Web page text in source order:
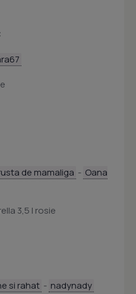
de mamaliga - Oana
3,5 l rosie
si rahat - nadynady